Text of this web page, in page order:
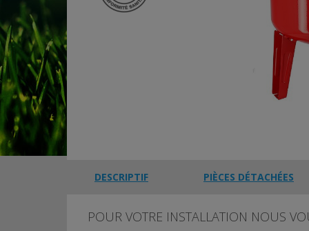
DESCRIPTIF PIÈCES DÉTACHÉES
POUR VOTRE INSTALLATION NOUS